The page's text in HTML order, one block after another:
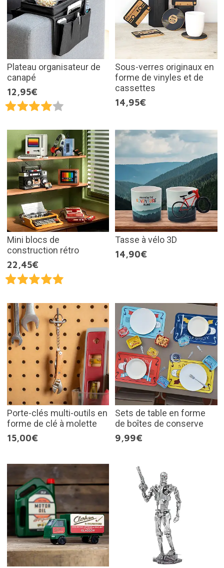
Plateau organisateur de
canapé
12,95€
Sous-verres originaux en
forme de vinyles et de
cassettes
14,95€
Mini blocs de
construction rétro
22,45€
Tasse à vélo 3D
14,90€
Porte-clés multi-outils en
forme de clé à molette
15,00€
Sets de table en forme
de boîtes de conserve
9,99€